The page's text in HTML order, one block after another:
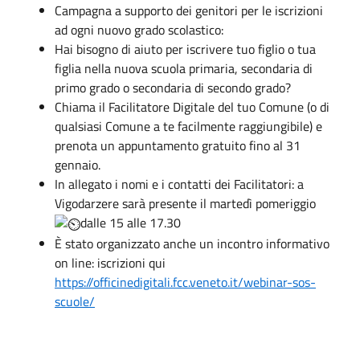
Campagna a supporto dei genitori per le iscrizioni
ad ogni nuovo grado scolastico:
Hai bisogno di aiuto per iscrivere tuo figlio o tua
figlia nella nuova scuola primaria, secondaria di
primo grado o secondaria di secondo grado?
Chiama il Facilitatore Digitale del tuo Comune (o di
qualsiasi Comune a te facilmente raggiungibile) e
prenota un appuntamento gratuito fino al 31
gennaio.
In allegato i nomi e i contatti dei Facilitatori: a
Vigodarzere sarà presente il martedì pomeriggio
dalle 15 alle 17.30
È stato organizzato anche un incontro informativo
on line: iscrizioni qui
https://officinedigitali.fcc.veneto.it/webinar-sos-
scuole/